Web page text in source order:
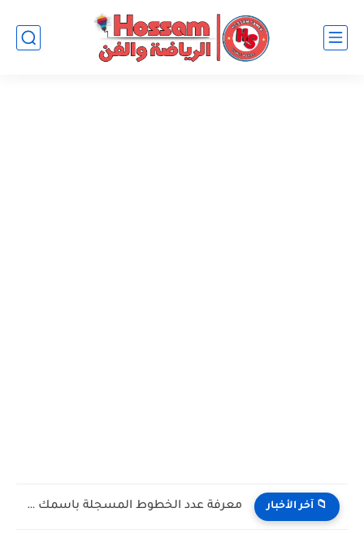
📁 آخر الأخبار ماذا يحدث داخل الأهلي؟ سياسة عموتة الجديدة تثير الجدل بعد...